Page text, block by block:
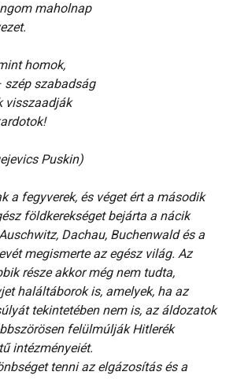
maholnap
homok,
szabadság
visszaadják
Puskin)
a fegyverek, és véget ért a második
földkerekséget bejárta a nácik
Dachau, Buchenwald és a
megismerte az egész világ. Az
része akkor még nem tudta,
haláltáborok is, amelyek, ha az
tekintetében nem is, az áldozatok
felülmúlják Hitlerék
intézményeiét.
tenni az elgázosítás és a